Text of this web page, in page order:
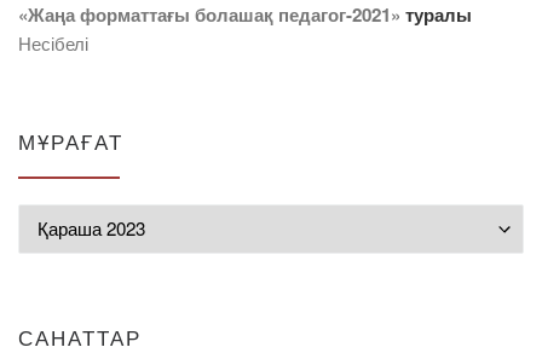
«Жаңа форматтағы болашақ педагог-2021» туралы
Несібелі
МҰРАҒАТ
САНАТТАР